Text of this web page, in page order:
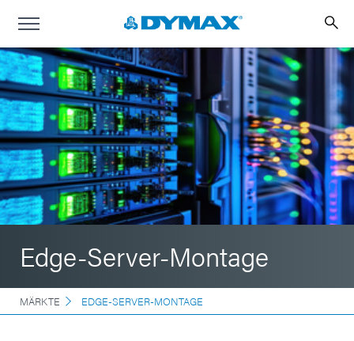
Edge-Server-Montage
MÄRKTE EDGE-SERVER-MONTAGE